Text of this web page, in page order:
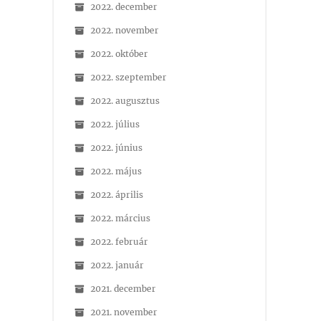
2022. december
2022. november
2022. október
2022. szeptember
2022. augusztus
2022. július
2022. június
2022. május
2022. április
2022. március
2022. február
2022. január
2021. december
2021. november